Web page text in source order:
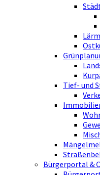
Tief- und
Bürgerportal &